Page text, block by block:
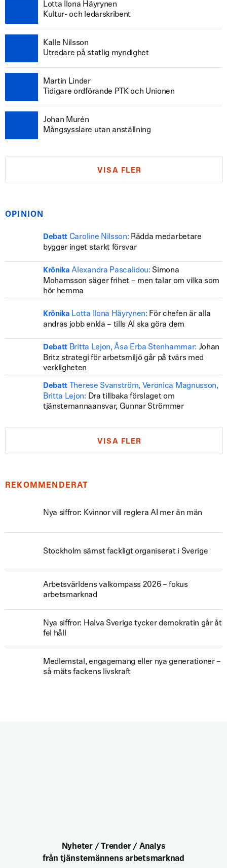
Lotta Ilona Häyrynen
Kultur- och ledarskribent
Kalle Nilsson
Utredare på statlig myndighet
Martin Linder
Tidigare ordförande PTK och Unionen
Johan Murén
Mångsysslare utan anställning
VISA FLER
OPINION
Debatt Caroline Nilsson: Rädda medarbetare
bygger inget starkt försvar
Krönika Alexandra Pascalidou: Simona
Mohamsson säger frihet – men talar om vilka som
hör hemma
Krönika Lotta Ilona Häyrynen: För chefen är alla
andras jobb enkla – tills AI ska göra dem
Debatt Britta Lejon, Åsa Erba Stenhammar: Johan
Britz strategi för arbetsmiljö går på tvärs med
verkligheten
Debatt
Therese Svanström, Veronica Magnusson,
Britta Lejon: Dra tillbaka förslaget om
tjänstemannaansvar, Gunnar Strömmer
VISA FLER
REKOMMENDERAT
Nya siffror: Kvinnor vill reglera AI mer än män
Stockholm sämst fackligt organiserat i Sverige
Arbetsvärldens valkompass 2026 – fokus
arbetsmarknad
Nya siffror: Halva Sverige tycker demokratin går åt
fel håll
Medlemstal, engagemang eller nya generationer –
så mäts fackens livskraft
Nyheter / Trender / Analys
från tjänstemännens arbetsmarknad